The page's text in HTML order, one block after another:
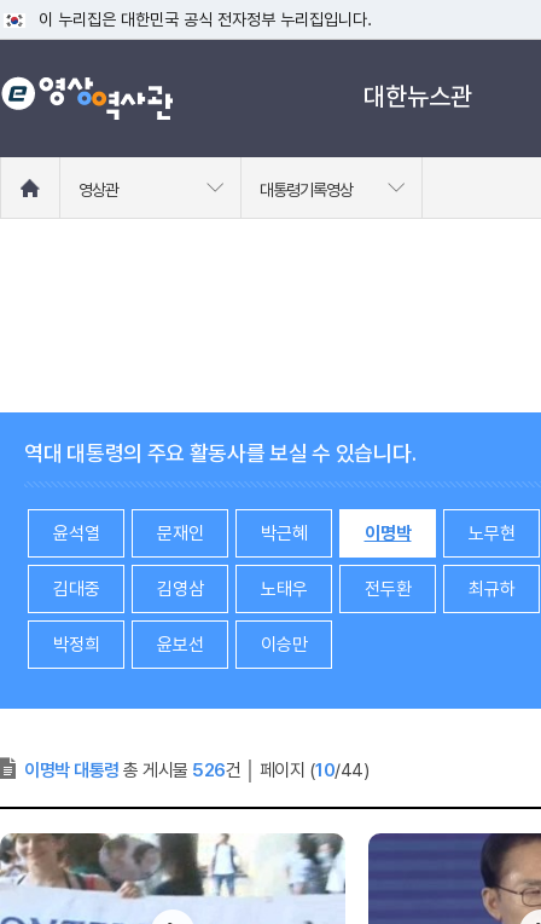
이 누리집은 대한민국 공식 전자정부 누리집입니다.
공식 누리집 주소 확인하기
go.kr 주소를 사용하는 누리집은 대한민국 정부기관이 관리하는 누리집입니
대한뉴스관
로
영상관 대통령기록영상
역대 대통령의 주요 활동사를 보실 수 있습니다.
윤석열 문재인 박근혜 이명박 노무현
김대중 김영삼 노태우 전두환 최규하
박정희 윤보선 이승만
이명박 대통령 총 게시물 526건 페이지 (10/44)